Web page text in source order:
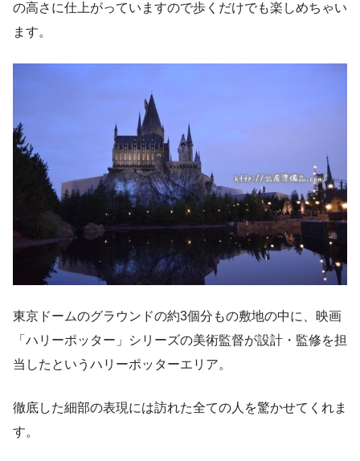
の高さに仕上がっていますので歩くだけでも楽しめちゃい
ます。
東京ドームのグラウンドの約3個分もの敷地の中に、映画
「ハリーポッター」シリーズの美術監督が設計・監修を担
当したというハリーポッターエリア。
徹底した細部の表現には訪れた全ての人を驚かせてくれま
す。